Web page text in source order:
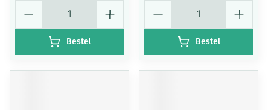
Bestel Bestel